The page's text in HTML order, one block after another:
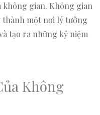
không gian. Không gian
thành một nơi lý tưởng
tạo ra những kỷ niệm
Không